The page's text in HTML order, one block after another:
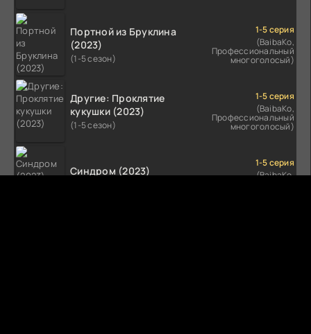
Портной из Бруклина
(2023)
(1-5 сезон)
1-5 серия
(BaibaKo,
Профессиональный
многоголосый)
Другие: Проклятие
кукушки (2023)
(1-5 сезон)
1-5 серия
(BaibaKo,
Профессиональный
многоголосый)
Синдром (2023)
1-5 серия
(BaibaKo,